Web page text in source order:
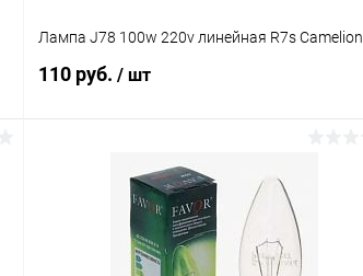
Лампа J78 100w 220v линейная R7s Camelion
110 руб. / шт
В корзину
В избранное В наличии (10)